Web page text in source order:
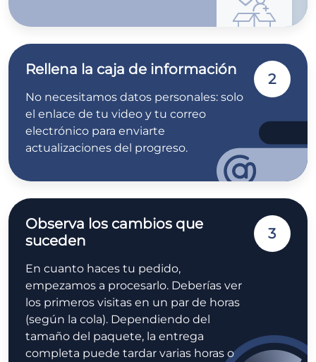
Rellena la caja de información
No necesitamos datos personales: solo
el enlace de tu video y tu correo
electrónico para enviarte
actualizaciones del progreso.
2
Observa los cambios que
suceden
En cuanto haces tu pedido,
empezamos a procesarlo. Deberías ver
los primeros visitas en un par de horas
(según la cola). Dependiendo del
tamaño del paquete, la entrega
completa puede tardar varias horas o
3